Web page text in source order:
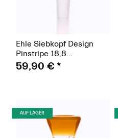
Ehle Siebkopf Design
Pinstripe 18,8
verschiedene Farben
59,90 € *
AUF LAGER (Paket)